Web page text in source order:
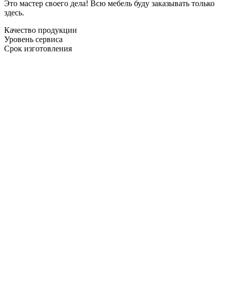
Это мастер своего дела! Всю мебель буду заказывать только
здесь.
Качество продукции
Уровень сервиса
Срок изготовления